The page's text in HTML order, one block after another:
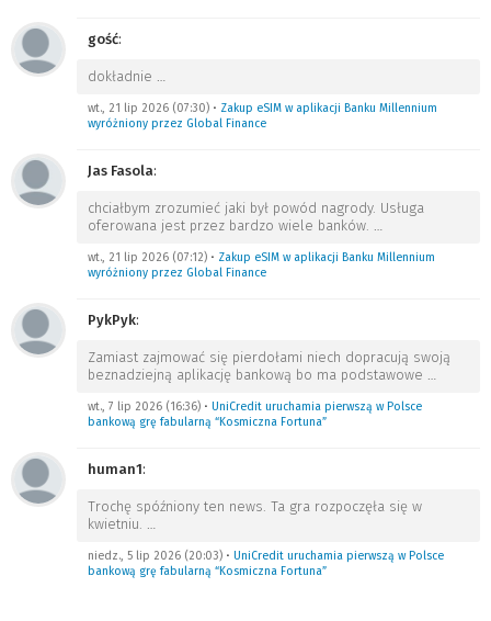
gość:
dokładnie
wt., 21 lip 2026 (07:30) • Zakup eSIM w aplikacji Banku Millennium
wyróżniony przez Global Finance
Jas Fasola:
chciałbym zrozumieć jaki był powód nagrody. Usługa
oferowana jest przez bardzo wiele banków.
wt., 21 lip 2026 (07:12) • Zakup eSIM w aplikacji Banku Millennium
wyróżniony przez Global Finance
PykPyk:
Zamiast zajmować się pierdołami niech dopracują swoją
beznadziejną aplikację bankową bo ma podstawowe
wt., 7 lip 2026 (16:36) • UniCredit uruchamia pierwszą w Polsce
bankową grę fabularną “Kosmiczna Fortuna”
human1:
Trochę spóźniony ten news. Ta gra rozpoczęła się w
kwietniu.
niedz., 5 lip 2026 (20:03) • UniCredit uruchamia pierwszą w Polsce
bankową grę fabularną “Kosmiczna Fortuna”